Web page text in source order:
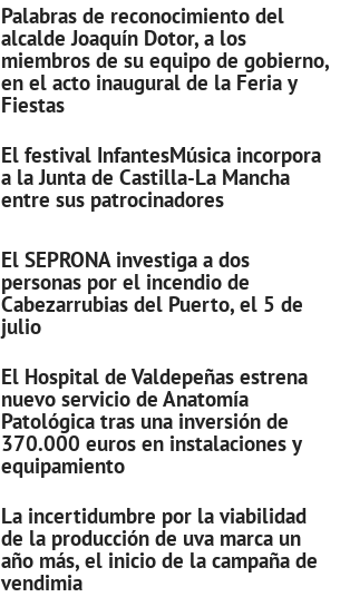
Palabras de reconocimiento del
alcalde Joaquín Dotor, a los
miembros de su equipo de gobierno,
en el acto inaugural de la Feria y
Fiestas
El festival InfantesMúsica incorpora
a la Junta de Castilla-La Mancha
entre sus patrocinadores
El SEPRONA investiga a dos
personas por el incendio de
Cabezarrubias del Puerto, el 5 de
julio
El Hospital de Valdepeñas estrena
nuevo servicio de Anatomía
Patológica tras una inversión de
370.000 euros en instalaciones y
equipamiento
La incertidumbre por la viabilidad
de la producción de uva marca un
año más, el inicio de la campaña de
vendimia